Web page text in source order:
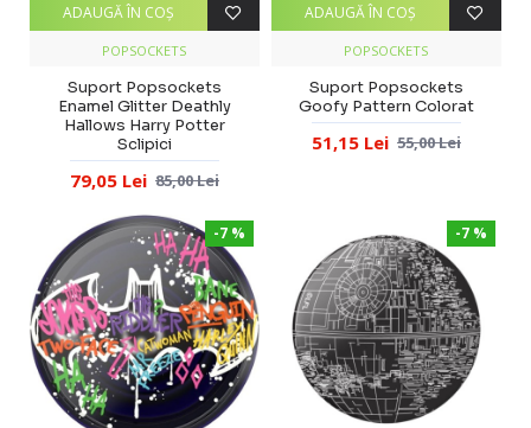
POPSOCKETS
Suport Popsockets
Enamel Glitter Deathly
Hallows Harry Potter
Sclipici
79,05 Lei 85,00 Lei
ADAUGĂ ÎN COŞ
POPSOCKETS
Suport Popsockets
Goofy Pattern Colorat
51,15 Lei 55,00 Lei
ADAUGĂ ÎN COŞ
-7 % -7 %